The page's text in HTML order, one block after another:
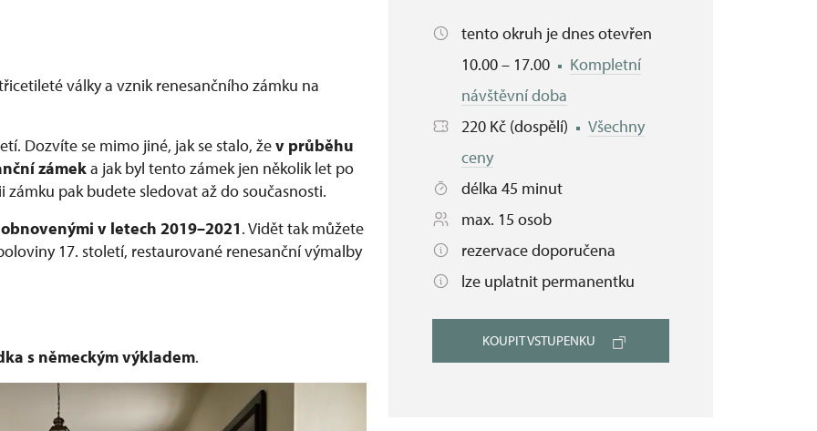
války a vznik renesančního zámku na
Dozvíte se mimo jiné, jak se stalo, žev průběhu
zámeka jak byl tento zámek jen několik let po
pak budete sledovat až do současnosti.
obnovenými v letech 2019–2021. Vidět tak můžete
17. století, restaurované renesanční výmalby
s německým výkladem.
tento okruh je dnes otevřen
10.00 – 17.00
Kompletní
návštěvní doba
220 Kč (dospělí)
Všechny
ceny
délka 45 minut
max. 15 osob
rezervace doporučena
lze uplatnit permanentku
KOUPIT VSTUPENKU